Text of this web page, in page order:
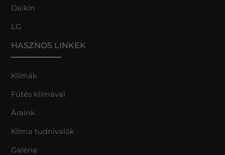
Daikin
LG
HASZNOS LINKEK
Klímák
Fűtés klímával
Áraink
Klíma tudnivalók
Galéria